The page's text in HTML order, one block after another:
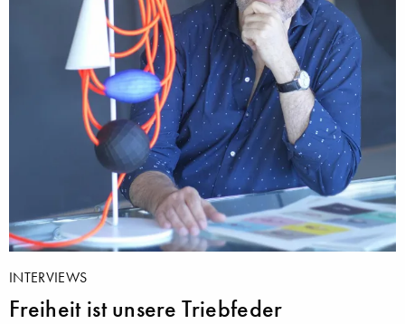
INTERVIEWS
Freiheit ist unsere Triebfeder